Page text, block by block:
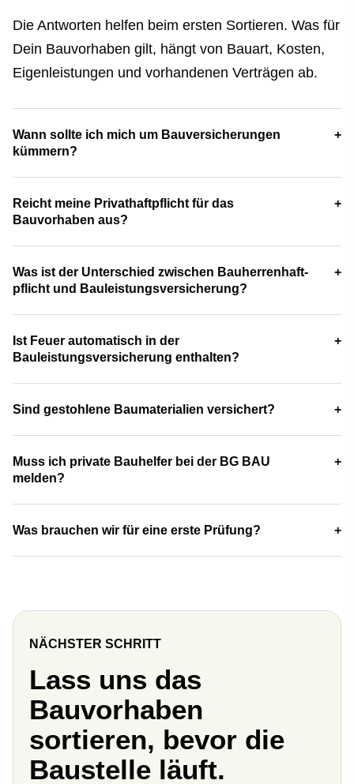
Die Antworten helfen beim ersten Sortieren. Was für
Dein Bauvorhaben gilt, hängt von Bauart, Kosten,
Eigenleistungen und vorhandenen Verträgen ab.
Wann sollte ich mich um Bauversicherungen
kümmern?
Reicht meine Privathaftpflicht für das
Bauvorhaben aus?
Was ist der Unterschied zwischen Bau­herren­haft­
pflicht und Bauleistungsversicherung?
Ist Feuer automatisch in der
Bauleistungsversicherung enthalten?
Sind gestohlene Baumaterialien versichert?
Muss ich private Bauhelfer bei der BG BAU
melden?
Was brauchen wir für eine erste Prüfung?
NÄCHSTER SCHRITT
Lass uns das
Bauvorhaben
sortieren, bevor die
Baustelle läuft.